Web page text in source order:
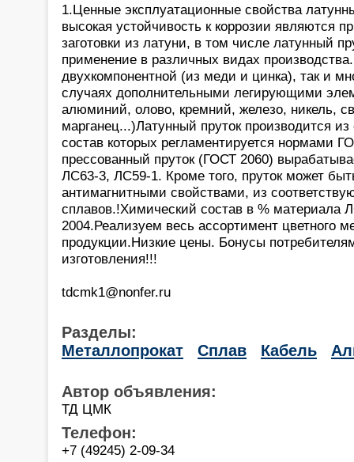
1.Ценные эксплуатационные свойства
высокая устойчивость к коррозии являются
заготовки из латуни, в том числе латунный
применение в различных видах
двухкомпонентной (из меди и цинка), так и
случаях дополнительными легирующими
алюминий, олово, кремний, железо, никель,
марганец...)Латунный пруток производится
состав которых регламентируется нормами
прессованный пруток (ГОСТ 2060)
ЛС63-3, ЛС59-1. Кроме того, пруток может
антимагнитными свойствами, из
сплавов.!Химический состав в % материала
2004.Реализуем весь ассортимент цветного
продукции.Низкие цены. Бонусы
изготовления!!!
tdcmk1@nonfer.ru
Разделы:
Металлопрокат
Сплав Кабель
Автор объявления:
ТД ЦМК
Телефон:
+7 (49245) 2-09-34